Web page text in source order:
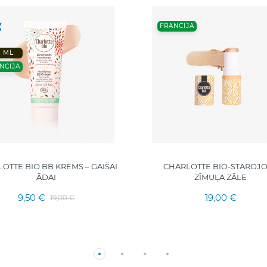
ML
BIO BB KRĒMS – GAIŠAI
ĀDAI
9,50 € 19,00 €
FRANCIJA
CHARLOTTE BIO-
ZĪMUĻA ZĀLE
19,00 €